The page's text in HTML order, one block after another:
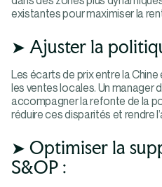
existantes pour maximiser la
➤ Ajuster la
Les écarts de prix entre la
les ventes locales. Un manager
accompagner la refonte de la
réduire ces disparités et rendre
➤ Optimiser la
S&OP :